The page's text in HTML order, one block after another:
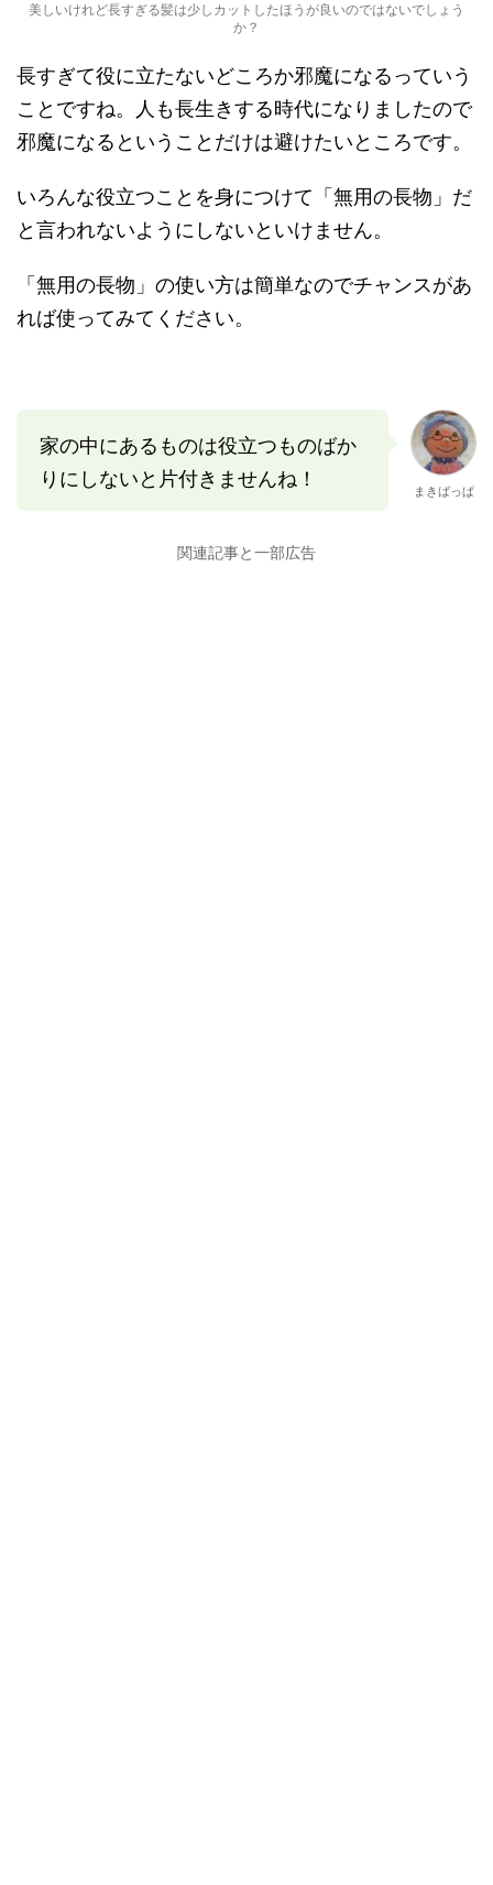
美しいけれど長すぎる髪は少しカットしたほうが良いのではないでしょう
か？
長すぎて役に立たないどころか邪魔になるっていう
ことですね。人も長生きする時代になりましたので
邪魔になるということだけは避けたいところです。
いろんな役立つことを身につけて「無用の長物」だ
と言われないようにしないといけません。
「無用の長物」の使い方は簡単なのでチャンスがあ
れば使ってみてください。
家の中にあるものは役立つものばか
りにしないと片付きませんね！
まきばっぱ
関連記事と一部広告